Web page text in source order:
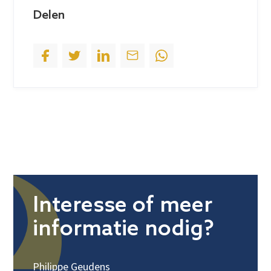
1
Delen
Interesse of meer
informatie nodig?
Philippe Geudens